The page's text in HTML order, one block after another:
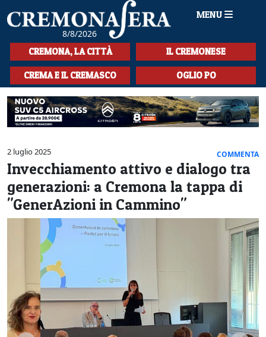
8/8/2026
MENU
HOME
CRONACA
SPORT
LA MUSICA
CULTURA
LA STORIA
SPETTACOLI
L'EDITORIALE
SEZIONI
CERCA
CREMONA, LA CITTÀ IL CREMONESE
CREMA E IL CREMASCO OGLIO PO
2 luglio 2025 COMMENTA
Invecchiamento attivo e dialogo tra
generazioni: a Cremona la tappa di
"GenerAzioni in Cammino"